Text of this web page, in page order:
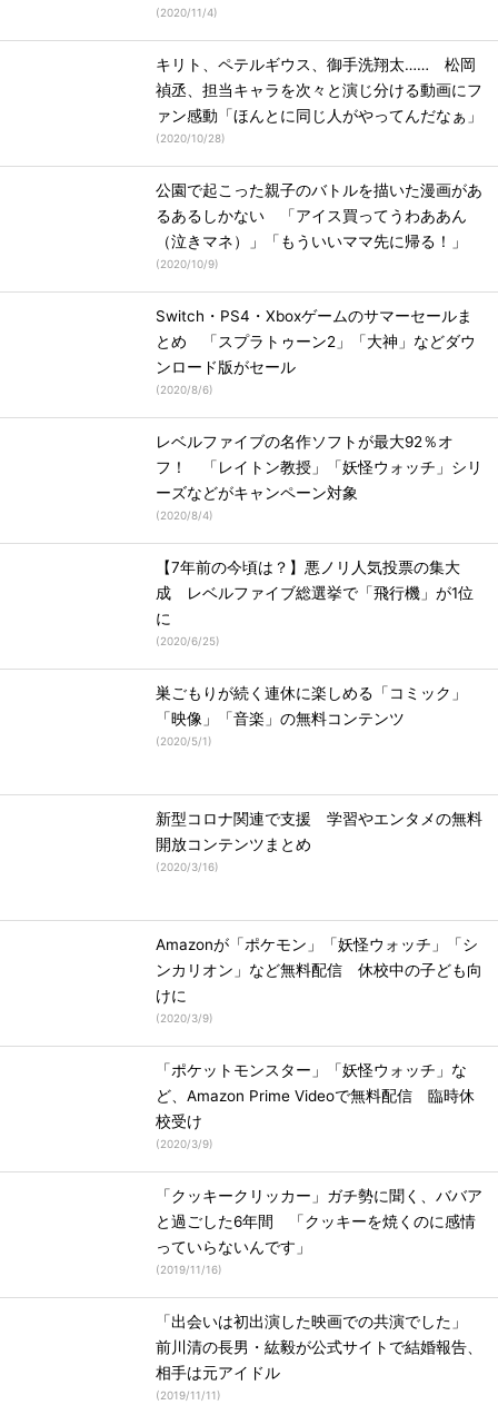
(2020/11/4)
キリト、ペテルギウス、御手洗翔太…… 松岡
禎丞、担当キャラを次々と演じ分ける動画にフ
ァン感動「ほんとに同じ人がやってんだなぁ」
(2020/10/28)
公園で起こった親子のバトルを描いた漫画があ
るあるしかない 「アイス買ってうわああん
（泣きマネ）」「もういいママ先に帰る！」
(2020/10/9)
Switch・PS4・Xboxゲームのサマーセールま
とめ 「スプラトゥーン2」「大神」などダウ
ンロード版がセール
(2020/8/6)
レベルファイブの名作ソフトが最大92％オ
フ！ 「レイトン教授」「妖怪ウォッチ」シリ
ーズなどがキャンペーン対象
(2020/8/4)
【7年前の今頃は？】悪ノリ人気投票の集大
成 レベルファイブ総選挙で「飛行機」が1位
に
(2020/6/25)
巣ごもりが続く連休に楽しめる「コミック」
「映像」「音楽」の無料コンテンツ
(2020/5/1)
新型コロナ関連で支援 学習やエンタメの無料
開放コンテンツまとめ
(2020/3/16)
Amazonが「ポケモン」「妖怪ウォッチ」「シ
ンカリオン」など無料配信 休校中の子ども向
けに
(2020/3/9)
「ポケットモンスター」「妖怪ウォッチ」な
ど、Amazon Prime Videoで無料配信 臨時休
校受け
(2020/3/9)
「クッキークリッカー」ガチ勢に聞く、ババア
と過ごした6年間 「クッキーを焼くのに感情
っていらないんです」
(2019/11/16)
「出会いは初出演した映画での共演でした」
前川清の長男・紘毅が公式サイトで結婚報告、
相手は元アイドル
(2019/11/11)